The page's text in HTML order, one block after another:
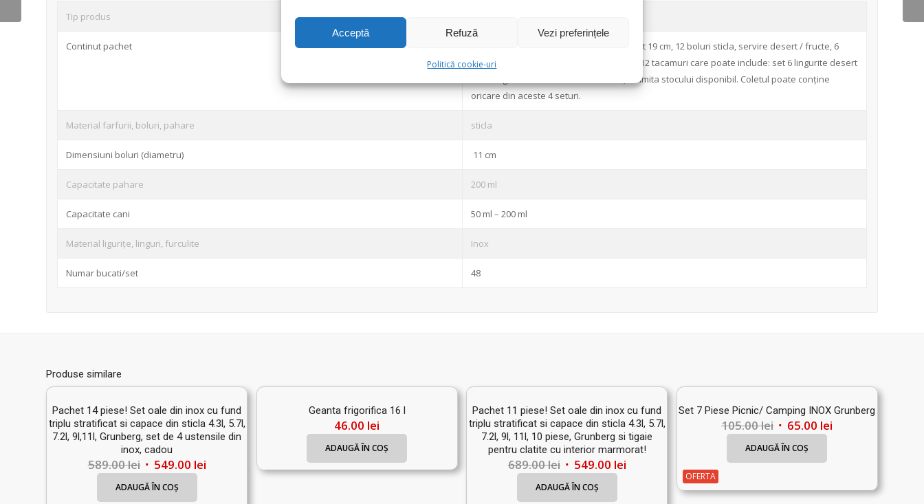
Acceptă Refuză Vezi preferințele
Politică cookie-uri
Tip produs
Continut pachet
6 x farfurii adanci 22 cm, 6 x farfurii desert 19 cm, 12 boluri sticla, servire desert / fructe, 6
pahare sticla, 6 cani diverse modele, set 12 tacamuri care poate include: set 6 lingurite desert
set 6 linguri set 6 furculite set 6 cutite, in limita stocului disponibil. Coletul poate conține
oricare din aceste 4 seturi.
Material farfurii, boluri, pahare sticla
Dimensiuni boluri (diametru) 11 cm
Capacitate pahare 200 ml
Capacitate cani 50 ml – 200 ml
Material ligurițe, linguri, furculite Inox
Numar bucati/set 48
Produse similare
Pachet 14 piese! Set oale din inox cu fund
triplu stratificat si capace din sticla 4.3l, 5.7l,
7.2l, 9l,11l, Grunberg, set de 4 ustensile din
inox, cadou
589.00lei Prețul
inițial
549.00 leiPrețul
ADAUGĂ ÎN COȘ
Geanta frigorifica 16 l
46.00 lei
ADAUGĂ ÎN COȘ
Pachet 11 piese! Set oale din inox cu fund
triplu stratificat si capace din sticla 4.3l, 5.7l,
7.2l, 9l, 11l, 10 piese, Grunberg si tigaie
pentru clatite cu interior marmorat!
689.00lei Prețul
inițial
549.00 leiPrețul
ADAUGĂ ÎN COȘ
Set 7 Piese Picnic/ Camping INOX Grunberg
105.00lei Prețul
inițial
105.00 lei.
65.00 lei
ADAUGĂ ÎN COȘ
OFERTA